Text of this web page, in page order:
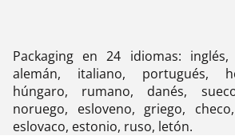
Packaging en 24 idiomas: inglés,
alemán, italiano, portugués,
húngaro, rumano, danés,
noruego, esloveno, griego,
eslovaco, estonio, ruso, letón.